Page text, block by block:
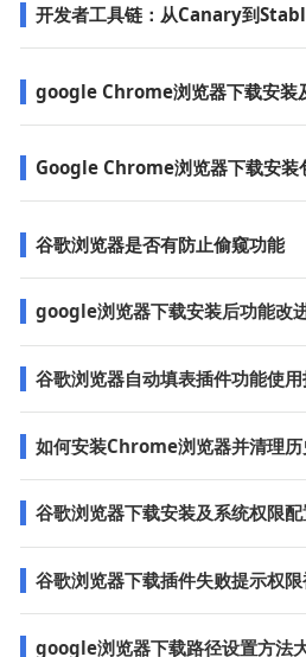
开发者工具链：从Canary到Stable的
google Chrome浏览器下载安装及系
Google Chrome浏览器下载安装包网络连
谷歌浏览器是否有防止偷窥功能
google浏览器下载安装后功能改
谷歌浏览器自动填表插件功能使
如何安装Chrome浏览器并清理
谷歌浏览器下载安装及系统权限配置安
谷歌浏览器下载插件失败提示权限被拒
google浏览器下载路径设置方法